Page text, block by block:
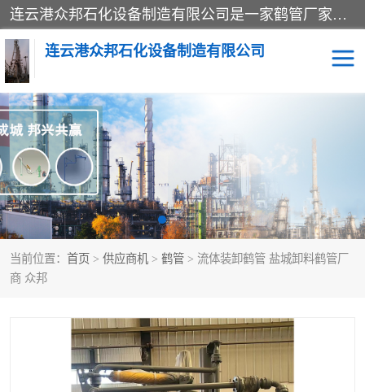
连云港众邦石化设备制造有限公司是一家鹤管厂家主营：鹤管、装车鹤管等，是致力于石油、石化等流体装卸设备(主要产品如鹤管、输油臂、脱缆钩等)的咨询、设计、制造、检测、安装指导、系统调试、维修维护等业务的公司。
连云港众邦石化设备制造有限公司
当前位置： 首页 > 供应商机 > 鹤管 > 流体装卸鹤管 盐城卸料鹤管厂
商 众邦
鹤管 顶部装卸鹤管
底部装卸鹤管 LNG低温鹤管
液氨鹤管 液化气鹤管
鹤管配件 活动梯栈台
撬装系统设备 装车鹤管